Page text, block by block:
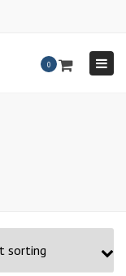
- 69 66 36-0
0